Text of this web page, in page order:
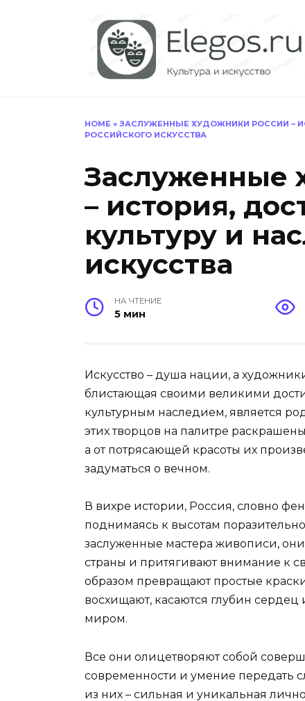
HOME » ЗАСЛУЖЕННЫЕ ХУДОЖНИКИ РОССИИ –
РОССИЙСКОГО ИСКУССТВА
Заслуженные
– история,
культуру и
искусства
НА ЧТЕНИЕ
5 мин
Искусство – душа нации, а
блистающая своими великими
культурным наследием, является
этих творцов на палитре
а от потрясающей красоты их
задуматься о вечном.
В вихре истории, Россия, словно
поднимаясь к высотам
заслуженные мастера живописи, они
страны и притягивают внимание к
образом превращают простые
восхищают, касаются глубин
миром.
Все они олицетворяют собой
современности и умение передать
из них – сильная и уникальная